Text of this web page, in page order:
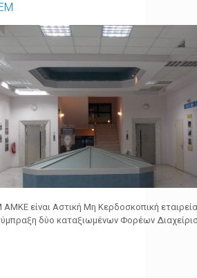
είναι Αστική Μη Κερδοσκοπική
δύο καταξιωμένων Φορέων